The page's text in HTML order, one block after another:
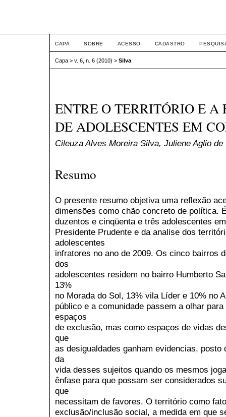
CAPA SOBRE ACESSO CADASTRO
Capa > v. 6, n. 6 (2010) > Silva
ENTRE O TERRITÓRIO E A
DE ADOLESCENTES EM
Cileuza Alves Moreira Silva, Juliene Aglio de
Resumo
O presente resumo objetiva uma reflexão
dimensões como chão concreto de política.
duzentos e cinqüenta e três adolescentes
Presidente Prudente e da analise dos
adolescentes
infratores no ano de 2009. Os cinco bairros
dos
adolescentes residem no bairro Humberto
13%
no Morada do Sol, 13% vila Líder e 10% no
público e a comunidade passem a olhar
espaços
de exclusão, mas como espaços de vidas
que
as desigualdades ganham evidencias,
da
vida desses sujeitos quando os mesmos
ênfase para que possam ser considerados
que
necessitam de favores. O território como
exclusão/inclusão social, a medida em que